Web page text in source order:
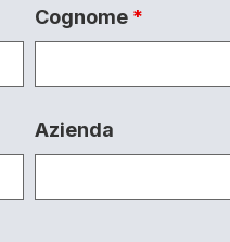
Cognome *
Azienda